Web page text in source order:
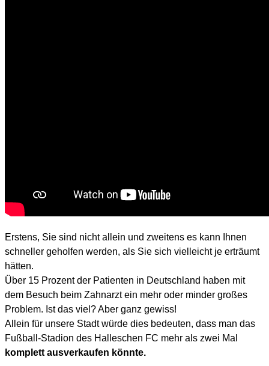
Erstens, Sie sind nicht allein und zweitens es kann Ihnen
schneller geholfen werden, als Sie sich vielleicht je erträumt
hätten.
Über 15 Prozent der Patienten in Deutschland haben mit
dem Besuch beim Zahnarzt ein mehr oder minder großes
Problem. Ist das viel? Aber ganz gewiss!
Allein für unsere Stadt würde dies bedeuten, dass man das
Fußball-Stadion des Halleschen FC mehr als zwei Mal
komplett ausverkaufen könnte.